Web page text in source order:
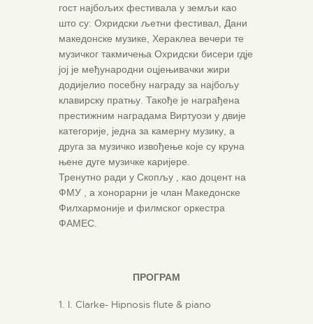
гост најбољих фестивала у земљи као
што су: Охридски љетни фестивал, Дани
македонске музике, Хераклеа вечери те
музичког такмичења Охридски бисери гдје
јој је међународни оцјењивачки жири
додијелио посебну награду за најбољу
клавирску пратњу. Такође је награђена
престижним наградама Виртуози у двије
категорије, једна за камерну музику, а
друга за музичко извођење које су круна
њене дуге музичке каријере.
Тренутно ради у Скопљу , као доцент на
ФМУ , а хонорарни је члан Македонске
Филхармоније и филмског оркестра
ФАМЕС.
ПРОГРАМ
1. I. Clarke- Hipnosis flute & piano